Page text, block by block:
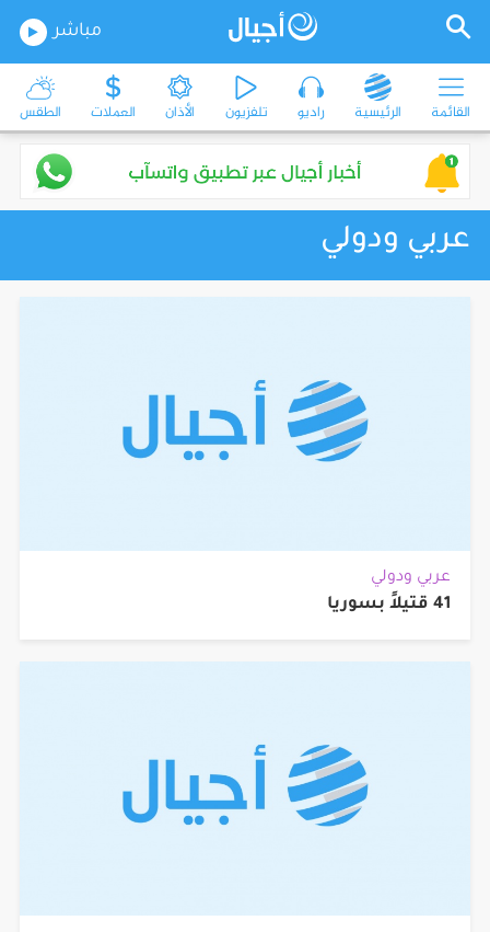
مباشر
القائمة الرئيسية راديو تلفزيون الأذان العملات الطقس
عربي ودولي
عربي ودولي
41 قتيلاً بسوريا